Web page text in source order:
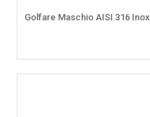
Golfare Maschio AISI 316 Inox